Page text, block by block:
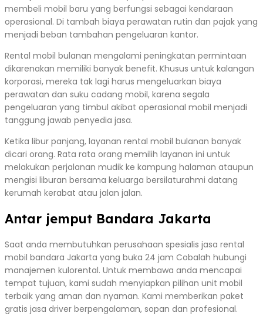
membeli mobil baru yang berfungsi sebagai kendaraan
operasional. Di tambah biaya perawatan rutin dan pajak yang
menjadi beban tambahan pengeluaran kantor.
Rental mobil bulanan mengalami peningkatan permintaan
dikarenakan memiliki banyak benefit. Khusus untuk kalangan
korporasi, mereka tak lagi harus mengeluarkan biaya
perawatan dan suku cadang mobil, karena segala
pengeluaran yang timbul akibat operasional mobil menjadi
tanggung jawab penyedia jasa.
Ketika libur panjang, layanan rental mobil bulanan banyak
dicari orang. Rata rata orang memilih layanan ini untuk
melakukan perjalanan mudik ke kampung halaman ataupun
mengisi liburan bersama keluarga bersilaturahmi datang
kerumah kerabat atau jalan jalan.
Antar jemput Bandara Jakarta
Saat anda membutuhkan perusahaan spesialis jasa rental
mobil bandara Jakarta yang buka 24 jam Cobalah hubungi
manajemen kulorental. Untuk membawa anda mencapai
tempat tujuan, kami sudah menyiapkan pilihan unit mobil
terbaik yang aman dan nyaman. Kami memberikan paket
gratis jasa driver berpengalaman, sopan dan profesional.